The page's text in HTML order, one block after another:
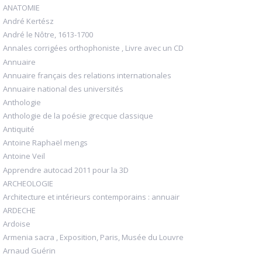
ANATOMIE
André Kertész
André le Nôtre, 1613-1700
Annales corrigées orthophoniste , Livre avec un CD
Annuaire
Annuaire français des relations internationales
Annuaire national des universités
Anthologie
Anthologie de la poésie grecque classique
Antiquité
Antoine Raphaël mengs
Antoine Veil
Apprendre autocad 2011 pour la 3D
ARCHEOLOGIE
Architecture et intérieurs contemporains : annuair
ARDECHE
Ardoise
Armenia sacra , Exposition, Paris, Musée du Louvre
Arnaud Guérin